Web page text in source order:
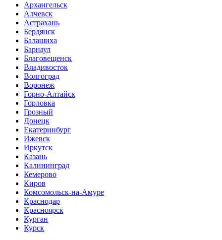
Архангельск
Алчевск
Астрахань
Бердянск
Балашиха
Барнаул
Благовещенск
Владивосток
Волгоград
Воронеж
Горно-Алтайск
Горловка
Грозный
Донецк
Екатеринбург
Ижевск
Иркутск
Казань
Калининград
Кемерово
Киров
Комсомольск-на-Амуре
Краснодар
Красноярск
Курган
Курск